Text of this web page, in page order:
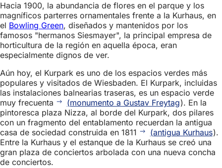
Hacia 1900, la abundancia de flores en el parque y los
magníficos parterres ornamentales frente a la Kurhaus, en
el Bowling Green, diseñados y mantenidos por los
famosos "hermanos Siesmayer", la principal empresa de
horticultura de la región en aquella época, eran
especialmente dignos de ver.
Aún hoy, el Kurpark es uno de los espacios verdes más
populares y visitados de Wiesbaden. El Kurpark, incluidas
las instalaciones balnearias traseras, es un espacio verde
muy frecuenta
(monumento a Gustav Freytag). En la
pintoresca plaza Nizza, al borde del Kurpark, dos pilares
con un fragmento del entablamento recuerdan la antigua
casa de sociedad construida en 1811
(antigua Kurhaus).
Entre la Kurhaus y el estanque de la Kurhaus se creó una
gran plaza de conciertos arbolada con una nueva concha
de conciertos.